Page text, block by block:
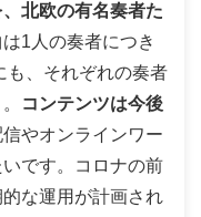
北欧の有名奏者た
1人の奏者につき
も、それぞれの奏者
コンテンツは今後
やオンラインワー
です。コロナの前
な運用が計画され